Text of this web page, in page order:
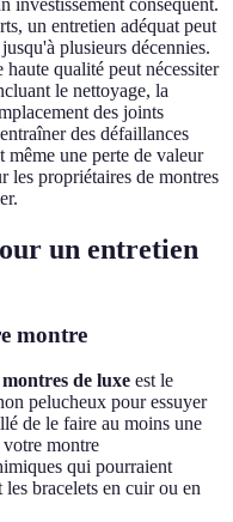
un entretien adéquat peut
plusieurs décennies.
qualité peut nécessiter
le nettoyage, la
des joints
des défaillances
même une perte de valeur
les propriétaires de montres
un entretien
montre
de luxe est le
pelucheux pour essuyer
de le faire au moins une
montre
qui pourraient
bracelets en cuir ou en